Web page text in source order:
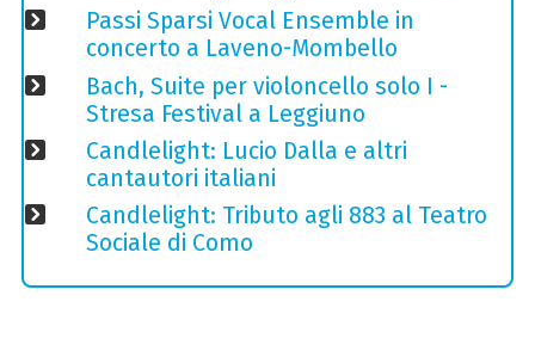
Passi Sparsi Vocal Ensemble in
concerto a Laveno-Mombello
Bach, Suite per violoncello solo I -
Stresa Festival a Leggiuno
Candlelight: Lucio Dalla e altri
cantautori italiani
Candlelight: Tributo agli 883 al Teatro
Sociale di Como